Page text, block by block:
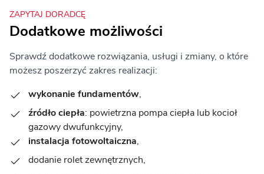
ZAPYTAJ DORADCĘ
Dodatkowe możliwości
Sprawdź dodatkowe rozwiązania, usługi i zmiany, o które
możesz poszerzyć zakres realizacji:
wykonanie fundamentów,
źródło ciepła: powietrzna pompa ciepła lub kocioł
gazowy dwufunkcyjny,
instalacja fotowoltaiczna,
dodanie rolet zewnętrznych,